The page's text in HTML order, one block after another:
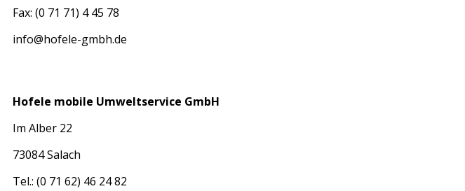
Fax: (0 71 71) 4 45 78
info@hofele-gmbh.de
Hofele mobile Umweltservice GmbH
Im Alber 22
73084 Salach
Tel.: (0 71 62) 46 24 82